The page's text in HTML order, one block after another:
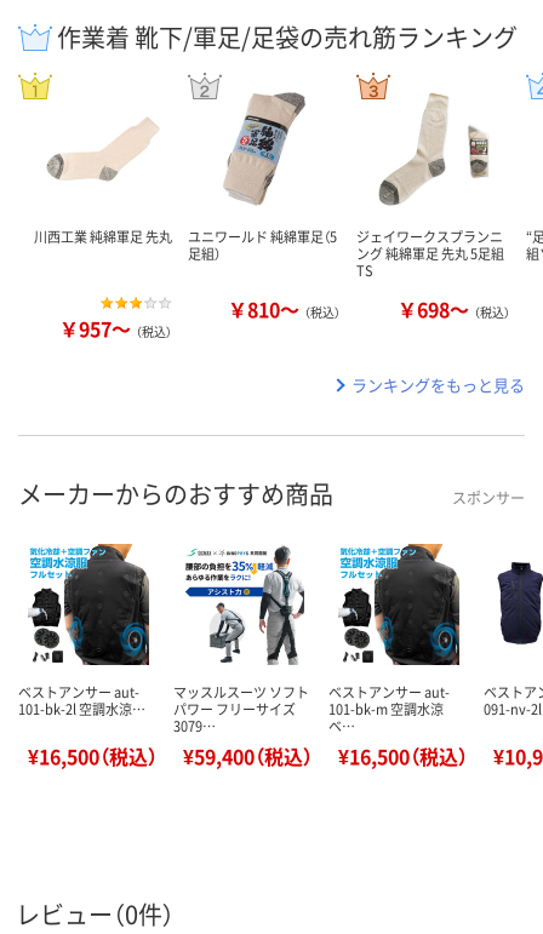
作業着 靴下/軍足/足袋の売れ筋ランキング
川西工業 純綿軍足 先丸
￥957～ （税込）
ユニワールド 純綿軍足（5
足組）
￥810～ （税込）
ジェイワークスプランニ
ング 純綿軍足 先丸 5足組
TS
￥698～ （税込）
“
組
ランキングをもっと見る
メーカーからのおすすめ商品 スポンサー
ベストアンサー aut-
101-bk-2l 空調水涼…
¥16,500（税込）
マッスルスーツ ソフト
パワー フリーサイズ
3079…
¥59,400（税込）
ベストアンサー aut-
101-bk-m 空調水涼
ベ…
¥16,500（税込）
ベストア
091-nv-
レビュー（0件）